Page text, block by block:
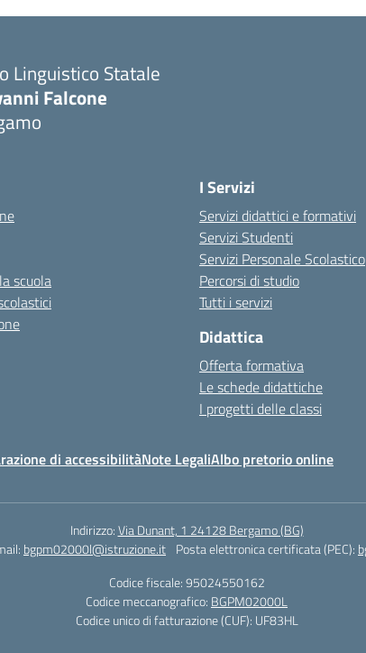
Linguistico Statale
Falcone
scuola
I Servizi
Servizi didattici e formativi
Servizi Studenti
Servizi Personale Scolastico
Percorsi di studio
Tutti i servizi
Didattica
Offerta formativa
Le schede didattiche
I progetti delle classi
di accessibilitàNote LegaliAlbo pretorio online
Indirizzo:Via Dunant, 1 24128 Bergamo (BG)
bgpm02000l@istruzione.it Posta elettronica certificata (PEC):
Codice fiscale: 95024550162
Codice meccanografico: BGPM02000L
Codice unico di fatturazione (CUF): UF83HL